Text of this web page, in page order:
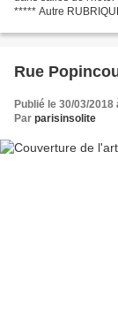
***** Autre
Rue
Publié le 30/03/2018
Par parisinsolite